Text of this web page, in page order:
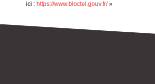
ici : https://www.bloctel.gouv.fr/»